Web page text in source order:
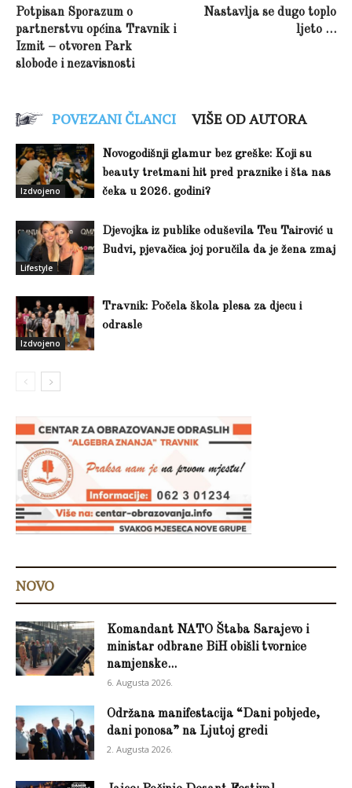
Potpisan Sporazum o
partnerstvu općina Travnik i
Izmit – otvoren Park
slobode i nezavisnosti
Nastavlja se dugo toplo
ljeto …
POVEZANI ČLANCI VIŠE OD AUTORA
Izdvojeno
Novogodišnji glamur bez greške: Koji su
beauty tretmani hit pred praznike i šta nas
čeka u 2026. godini?
Lifestyle
Djevojka iz publike oduševila Teu Tairović u
Budvi, pjevačica joj poručila da je žena zmaj
Izdvojeno
Travnik: Počela škola plesa za djecu i
odrasle
NOVO
Komandant NATO Štaba Sarajevo i
ministar odbrane BiH obišli tvornice
namjenske...
6. Augusta 2026.
Održana manifestacija “Dani pobjede,
dani ponosa” na Ljutoj gredi
2. Augusta 2026.